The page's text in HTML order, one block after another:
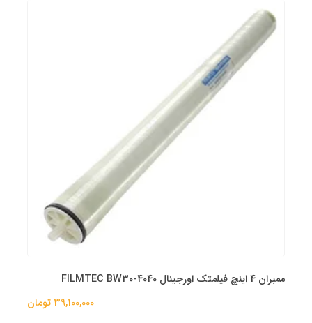
ممبران 4 اینچ فیلمتک اورجینال FILMTEC BW30-4040
39,100,000 تومان